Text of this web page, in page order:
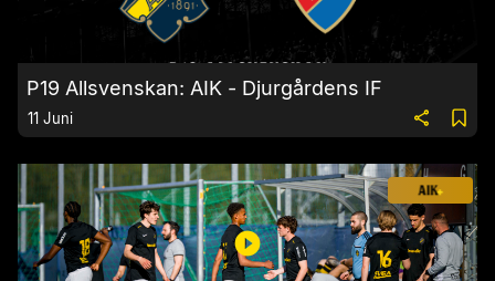
P19 Allsvenskan: AIK - Djurgårdens IF
11 Juni